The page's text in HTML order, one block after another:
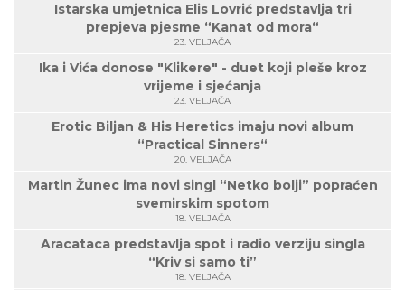
Istarska umjetnica Elis Lovrić predstavlja tri
prepjeva pjesme “Kanat od mora“
23. VELJAČA
Ika i Vića donose "Klikere" - duet koji pleše kroz
vrijeme i sjećanja
23. VELJAČA
Erotic Biljan & His Heretics imaju novi album
“Practical Sinners“
20. VELJAČA
Martin Žunec ima novi singl “Netko bolji” popraćen
svemirskim spotom
18. VELJAČA
Aracataca predstavlja spot i radio verziju singla
“Kriv si samo ti”
18. VELJAČA